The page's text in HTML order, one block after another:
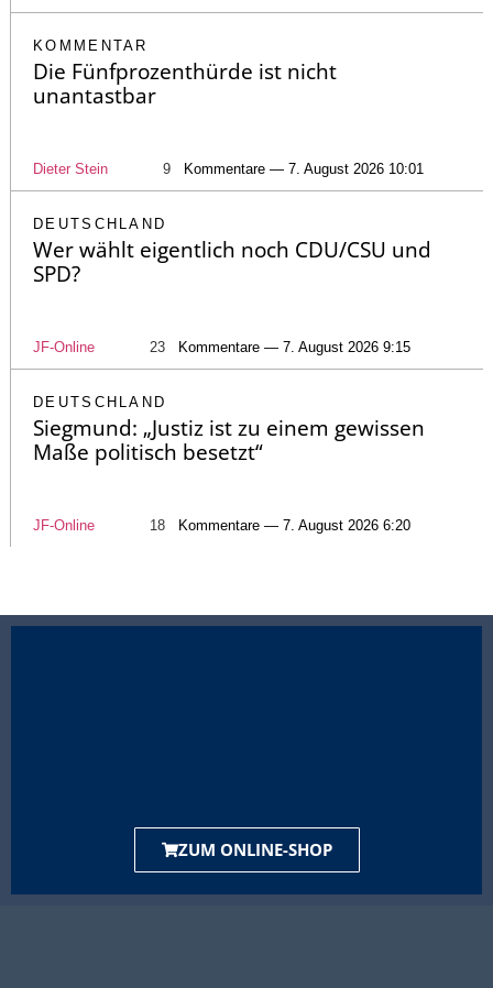
KOMMENTAR
Die Fünfprozenthürde ist nicht
unantastbar
Dieter Stein 9 Kommentare — 7. August 2026 10:01
DEUTSCHLAND
Wer wählt eigentlich noch CDU/CSU und
SPD?
JF-Online 23 Kommentare — 7. August 2026 9:15
DEUTSCHLAND
Siegmund: „Justiz ist zu einem gewissen
Maße politisch besetzt“
JF-Online 18 Kommentare — 7. August 2026 6:20
ZUM ONLINE-SHOP